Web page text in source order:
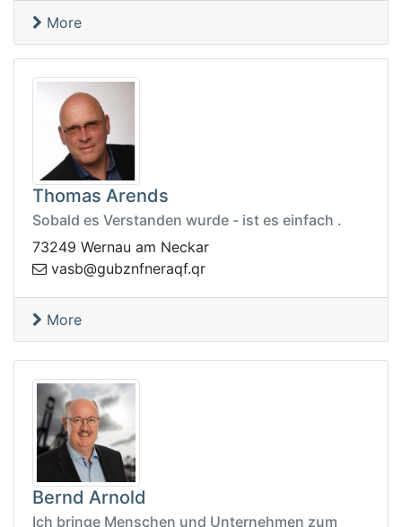
More
Thomas Arends
Sobald es Verstanden wurde - ist es einfach .
73249 Wernau am Neckar
rq.f
qarenfnzbug@bsav
More
Bernd Arnold
Ich bringe Menschen und Unternehmen zum